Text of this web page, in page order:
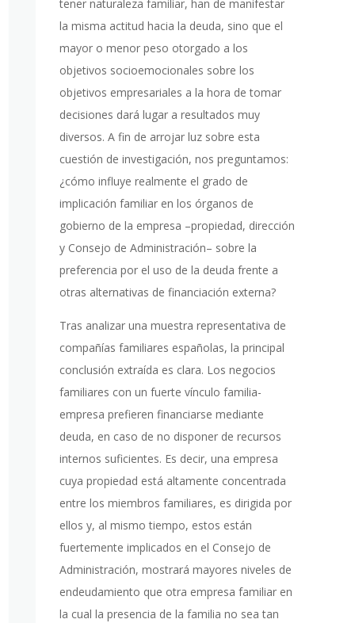
tener naturaleza familiar, han de manifestar
la misma actitud hacia la deuda, sino que el
mayor o menor peso otorgado a los
objetivos socioemocionales sobre los
objetivos empresariales a la hora de tomar
decisiones dará lugar a resultados muy
diversos. A fin de arrojar luz sobre esta
cuestión de investigación, nos preguntamos:
¿cómo influye realmente el grado de
implicación familiar en los órganos de
gobierno de la empresa –propiedad, dirección
y Consejo de Administración– sobre la
preferencia por el uso de la deuda frente a
otras alternativas de financiación externa?
Tras analizar una muestra representativa de
compañías familiares españolas, la principal
conclusión extraída es clara. Los negocios
familiares con un fuerte vínculo familia-
empresa prefieren financiarse mediante
deuda, en caso de no disponer de recursos
internos suficientes. Es decir, una empresa
cuya propiedad está altamente concentrada
entre los miembros familiares, es dirigida por
ellos y, al mismo tiempo, estos están
fuertemente implicados en el Consejo de
Administración, mostrará mayores niveles de
endeudamiento que otra empresa familiar en
la cual la presencia de la familia no sea tan